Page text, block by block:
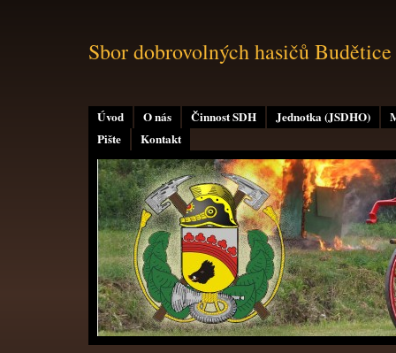
Úvod O nás Činnost SDH Jednotka (JSDHO)
Pište
Kontakt
Sbor dobrovolných hasičů Budětice